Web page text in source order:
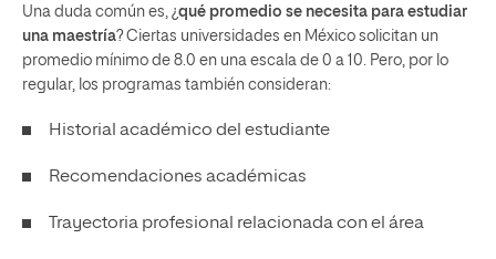
Una duda común es, ¿qué promedio se necesita para estudiar
una maestría? Ciertas universidades en México solicitan un
promedio mínimo de 8.0 en una escala de 0 a 10. Pero, por lo
regular, los programas también consideran:
Historial académico del estudiante
Recomendaciones académicas
Trayectoria profesional relacionada con el área